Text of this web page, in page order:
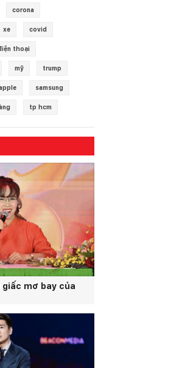
corona
xe covid
thoại
mỹ trump
samsung
tp hcm
mơ bay của